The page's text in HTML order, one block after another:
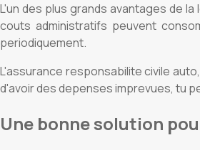
L'un des plus grands avantages de
couts administratifs peuvent
periodiquement.
L'assurance responsabilite civile
d'avoir des depenses imprevues, tu
Une bonne solution